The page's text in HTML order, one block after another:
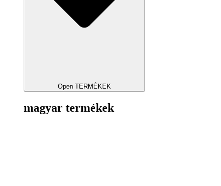
Open TERMÉKEK
magyar termékek